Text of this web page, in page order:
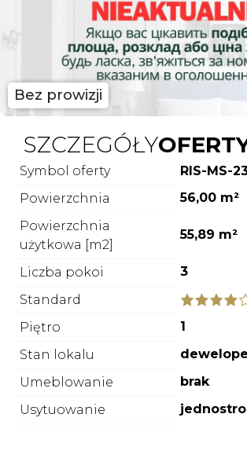
Bez prowizji
SZCZEGÓŁY
Symbol oferty
RIS-MS-
Powierzchnia
56,00 m²
Powierzchnia
użytkowa [m2]
55,89 m²
Liczba pokoi
3
Standard
Piętro
1
Stan lokalu
Umeblowanie
brak
Usytuowanie